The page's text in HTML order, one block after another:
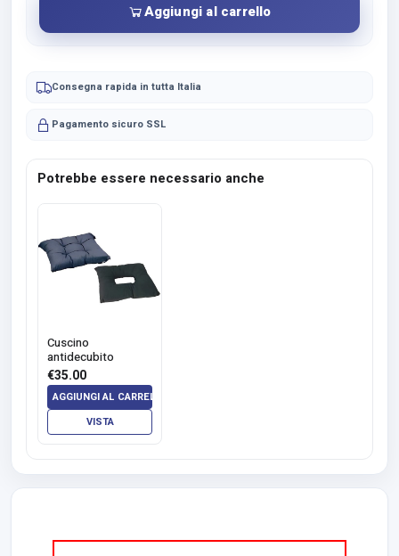
Aggiungi al carrello
Consegna rapida in tutta Italia
Pagamento sicuro SSL
Potrebbe essere necessario anche
Cuscino
antidecubito
€35.00
AGGIUNGI AL CARRELLO
VISTA